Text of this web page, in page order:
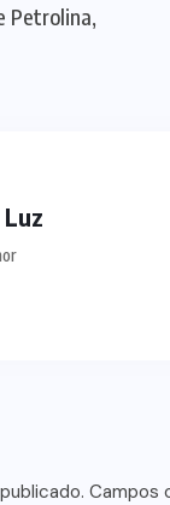
Petrolina,
Campos